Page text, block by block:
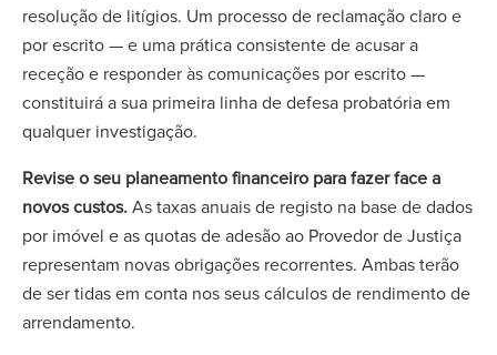
resolução de litígios. Um processo de reclamação claro e
por escrito — e uma prática consistente de acusar a
receção e responder às comunicações por escrito —
constituirá a sua primeira linha de defesa probatória em
qualquer investigação.
Revise o seu planeamento financeiro para fazer face a
novos custos.As taxas anuais de registo na base de dados
por imóvel e as quotas de adesão ao Provedor de Justiça
representam novas obrigações recorrentes. Ambas terão
de ser tidas em conta nos seus cálculos de rendimento de
arrendamento.